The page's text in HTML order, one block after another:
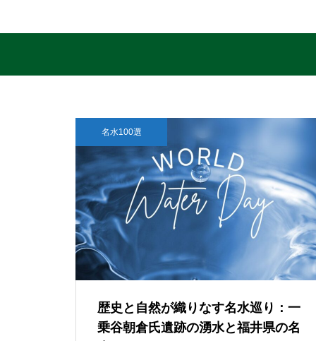
名水100選
歴史と自然が織りなす名水巡り：一
乗谷朝倉氏遺跡の湧水と福井県の名